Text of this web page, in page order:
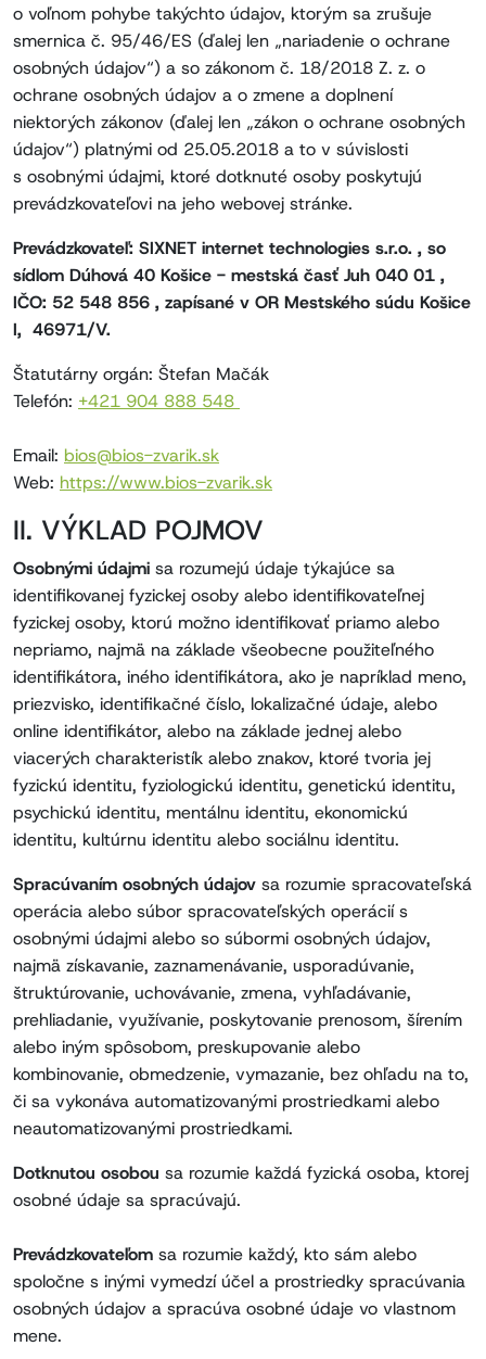
o voľnom pohybe takýchto údajov, ktorým sa zrušuje
smernica č. 95/46/ES (ďalej len „nariadenie o ochrane
osobných údajov“) a so zákonom č. 18/2018 Z. z. o
ochrane osobných údajov a o zmene a doplnení
niektorých zákonov (ďalej len „zákon o ochrane osobných
údajov“) platnými od 25.05.2018 a to v súvislosti
s osobnými údajmi, ktoré dotknuté osoby poskytujú
prevádzkovateľovi na jeho webovej stránke.
Prevádzkovateľ: SIXNET internet technologies s.r.o. , so
sídlom Dúhová 40 Košice - mestská časť Juh 040 01 ,
IČO: 52 548 856 , zapísané v OR Mestského súdu Košice
I, 46971/V.
Štatutárny orgán: Štefan Mačák
Telefón: +421 904 888 548
Email: bios@bios-zvarik.sk
Web: https://www.bios-zvarik.sk
II. VÝKLAD POJMOV
Osobnými údajmi sa rozumejú údaje týkajúce sa
identifikovanej fyzickej osoby alebo identifikovateľnej
fyzickej osoby, ktorú možno identifikovať priamo alebo
nepriamo, najmä na základe všeobecne použiteľného
identifikátora, iného identifikátora, ako je napríklad meno,
priezvisko, identifikačné číslo, lokalizačné údaje, alebo
online identifikátor, alebo na základe jednej alebo
viacerých charakteristík alebo znakov, ktoré tvoria jej
fyzickú identitu, fyziologickú identitu, genetickú identitu,
psychickú identitu, mentálnu identitu, ekonomickú
identitu, kultúrnu identitu alebo sociálnu identitu.
Spracúvaním osobných údajov sa rozumie spracovateľská
operácia alebo súbor spracovateľských operácií s
osobnými údajmi alebo so súbormi osobných údajov,
najmä získavanie, zaznamenávanie, usporadúvanie,
štruktúrovanie, uchovávanie, zmena, vyhľadávanie,
prehliadanie, využívanie, poskytovanie prenosom, šírením
alebo iným spôsobom, preskupovanie alebo
kombinovanie, obmedzenie, vymazanie, bez ohľadu na to,
či sa vykonáva automatizovanými prostriedkami alebo
neautomatizovanými prostriedkami.
Dotknutou osobou sa rozumie každá fyzická osoba, ktorej
osobné údaje sa spracúvajú.
Prevádzkovateľom sa rozumie každý, kto sám alebo
spoločne s inými vymedzí účel a prostriedky spracúvania
osobných údajov a spracúva osobné údaje vo vlastnom
mene.